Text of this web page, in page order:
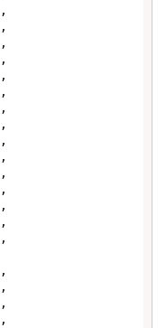
,
,
,
,
,
,
,
,
,
,
,
,
,
,
,
,
,
,
,